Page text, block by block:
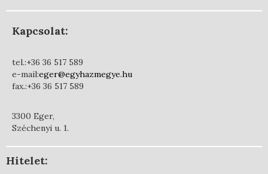
Kapcsolat:
tel.:+36 36 517 589
e-mail:eger@egyhazmegye.hu
fax.:+36 36 517 589
3300 Eger,
Széchenyi u. 1.
Hitelet: